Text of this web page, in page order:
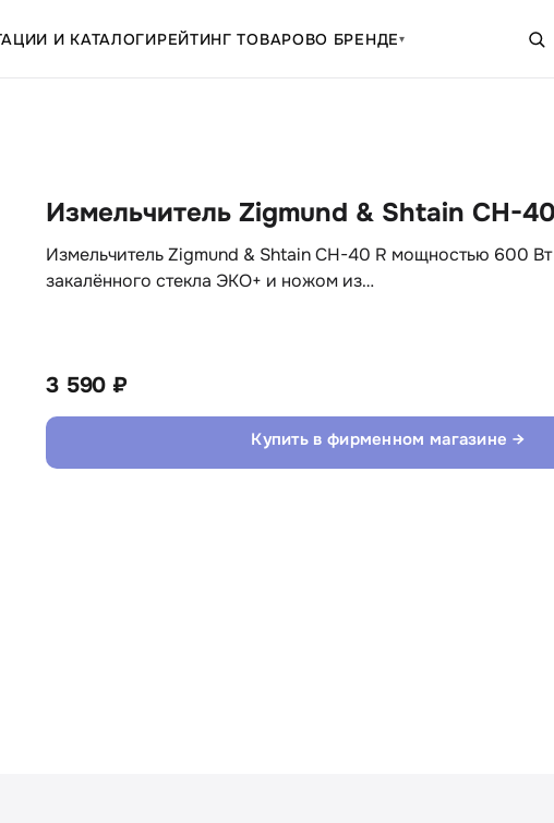
И КАТАЛОГИРЕЙТИНГ ТОВАРОВО БРЕНДЕ▾
Измельчитель Zigmund & Shtain CH-
Измельчитель Zigmund & Shtain CH-40 R мощностью 600
закалённого стекла ЭКО+ и ножом из…
3 590 ₽
Купить в фирменном магазине →